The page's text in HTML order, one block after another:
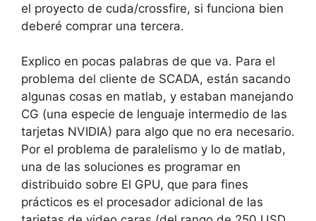
el proyecto de cuda/crossfire, si funciona bien
deberé comprar una tercera.
Explico en pocas palabras de que va. Para el
problema del cliente de SCADA, están sacando
algunas cosas en matlab, y estaban manejando
CG (una especie de lenguaje intermedio de las
tarjetas NVIDIA) para algo que no era necesario.
Por el problema de paralelismo y lo de matlab,
una de las soluciones es programar en
distribuido sobre El GPU, que para fines
prácticos es el procesador adicional de las